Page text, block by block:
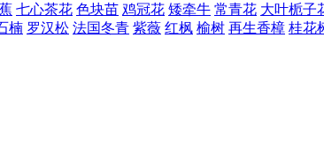
七心茶花 色块苗 鸡冠花 矮牵牛 常青花 大叶栀子
楠 罗汉松 法国冬青 紫薇 红枫 榆树 再生香樟 桂花